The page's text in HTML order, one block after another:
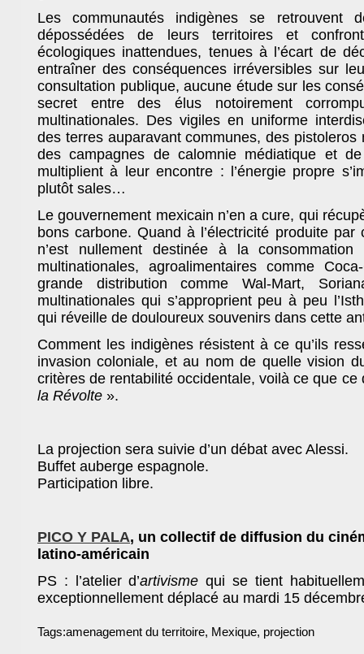
Les communautés indigènes se retrouvent
dépossédées de leurs territoires et
écologiques inattendues, tenues à l’écart de
entraîner des conséquences irréversibles sur
consultation publique, aucune étude sur les
secret entre des élus notoirement
multinationales. Des vigiles en uniforme
des terres auparavant communes, des pistoleros
des campagnes de calomnie médiatique et
multiplient à leur encontre : l’énergie propre
plutôt sales…
Le gouvernement mexicain n’en a cure, qui
bons carbone. Quand à l’électricité produite
n’est nullement destinée à la
multinationales, agroalimentaires comme
grande distribution comme Wal-Mart,
multinationales qui s’approprient peu à peu
qui réveille de douloureux souvenirs dans cette
Comment les indigènes résistent à ce qu’ils
invasion coloniale, et au nom de quelle vision
critères de rentabilité occidentale, voilà ce que
la Révolte ».
La projection sera suivie d’un débat avec Alessi.
Buffet auberge espagnole.
Participation libre.
PICO Y PALA, un collectif de diffusion du
latino-américain
PS : l’atelier d’artivisme qui se tient
exceptionnellement déplacé au mardi 15
Tags:amenagement du territoire, Mexique, projection
Powered byWordPress